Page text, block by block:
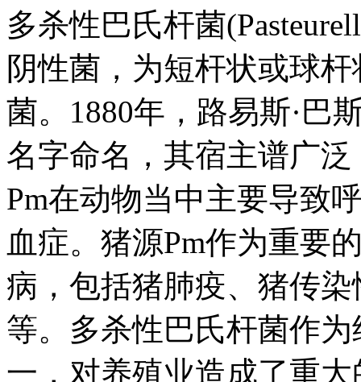
多杀性巴氏杆菌
阴性菌，为短杆状或球
菌。1880年，路易斯·巴
名字命名，其宿主谱广
Pm在动物当中主要导致
血症。猪源Pm作为重要
病，包括猪肺疫、猪传
等。多杀性巴氏杆菌作
一，对养殖业造成了重